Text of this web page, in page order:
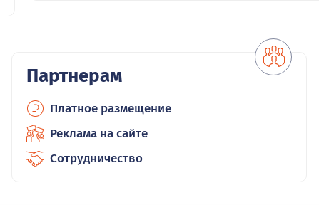
Партнерам
Платное размещение
Реклама на сайте
Сотрудничество